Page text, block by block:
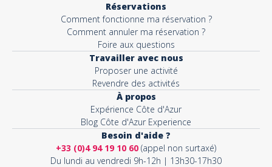
Réservations
Comment fonctionne ma réservation ?
Comment annuler ma réservation ?
Foire aux questions
Travailler avec nous
Proposer une activité
Revendre des activités
À propos
Expérience Côte d'Azur
Blog Côte d'Azur Experience
Besoin d'aide ?
+33 (0)4 94 19 10 60 (appel non surtaxé)
Du lundi au vendredi 9h-12h | 13h30-17h30